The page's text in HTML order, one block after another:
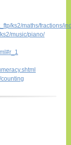
ks2/maths/fractions/
music/piano/